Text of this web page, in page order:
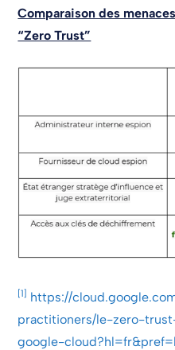
Comparaison des
“Zero Trust”
[1] https://
practitioners/le-zero-
google-